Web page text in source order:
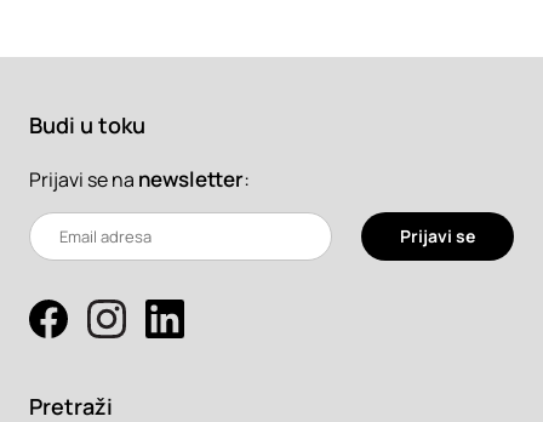
Budi u toku
Prijavi se na newsletter:
Prijavi se
Pretraži